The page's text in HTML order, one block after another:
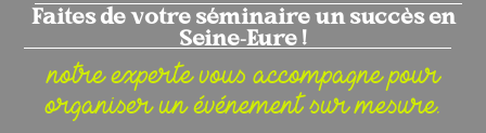
Faites de votre séminaire un succès en
Seine-Eure !
notre experte vous accompagne pour
organiser un événement sur mesure.